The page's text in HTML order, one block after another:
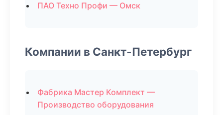
ПАО Техно Профи — Омск
Компании в Санкт-Петербург
Фабрика Мастер Комплект —
Производство оборудования